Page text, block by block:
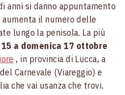
anni si danno appuntamento
il numero delle
lungo la penisola. La più
a domenica 17 ottobre
, in provincia di Lucca, a
Carnevale (Viareggio) e
che vai usanza che trovi.